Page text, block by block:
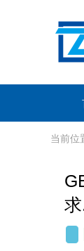
当前位